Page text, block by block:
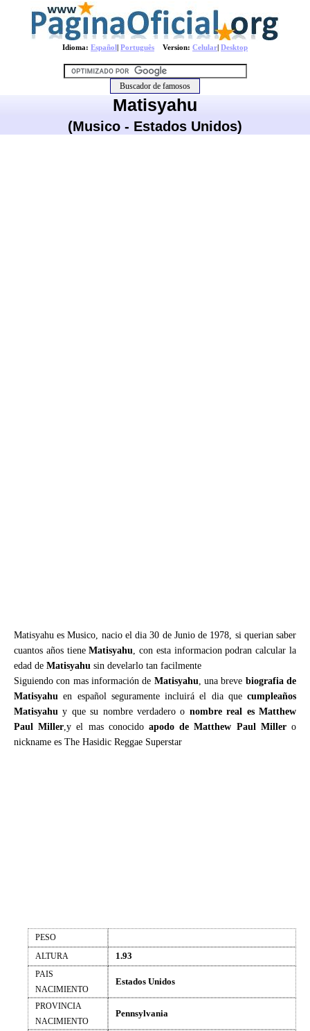
Idioma: Español| Português Version: Celular| Desktop
Matisyahu
(Musico - Estados Unidos)
Matisyahu es Musico, nacio el dia 30 de Junio de 1978, si querian saber
cuantos años tieneMatisyahu, con esta informacion podran calcular la
edad de Matisyahu sin develarlo tan facilmente
Siguiendo con mas información de Matisyahu, una breve biografia de
Matisyahu en español seguramente incluirá el dia que cumpleaños
Matisyahu y que su nombre verdadero o nombre real es Matthew
Paul Miller,y el mas conocidoapodo de Matthew Paul Millero
nickname es The Hasidic Reggae Superstar
PESO
ALTURA
1.93
PAIS
NACIMIENTO
Estados Unidos
PROVINCIA
NACIMIENTO
Pennsylvania